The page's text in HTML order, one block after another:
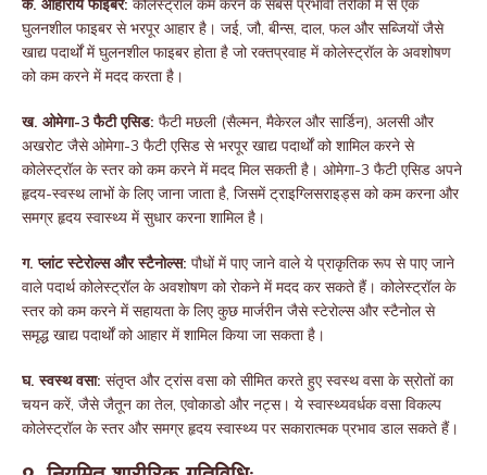
क. आहारीय फाइबर: कोलेस्ट्रॉल कम करने के सबसे प्रभावी तरीकों में से एक
घुलनशील फाइबर से भरपूर आहार है। जई, जौ, बीन्स, दाल, फल और सब्जियों जैसे
खाद्य पदार्थों में घुलनशील फाइबर होता है जो रक्तप्रवाह में कोलेस्ट्रॉल के अवशोषण
को कम करने में मदद करता है।
ख. ओमेगा-3 फैटी एसिड: फैटी मछली (सैल्मन, मैकेरल और सार्डिन), अलसी और
अखरोट जैसे ओमेगा-3 फैटी एसिड से भरपूर खाद्य पदार्थों को शामिल करने से
कोलेस्ट्रॉल के स्तर को कम करने में मदद मिल सकती है। ओमेगा-3 फैटी एसिड अपने
हृदय-स्वस्थ लाभों के लिए जाना जाता है, जिसमें ट्राइग्लिसराइड्स को कम करना और
समग्र हृदय स्वास्थ्य में सुधार करना शामिल है।
ग. प्लांट स्टेरोल्स और स्टैनोल्स: पौधों में पाए जाने वाले ये प्राकृतिक रूप से पाए जाने
वाले पदार्थ कोलेस्ट्रॉल के अवशोषण को रोकने में मदद कर सकते हैं। कोलेस्ट्रॉल के
स्तर को कम करने में सहायता के लिए कुछ मार्जरीन जैसे स्टेरोल्स और स्टैनोल से
समृद्ध खाद्य पदार्थों को आहार में शामिल किया जा सकता है।
घ. स्वस्थ वसा: संतृप्त और ट्रांस वसा को सीमित करते हुए स्वस्थ वसा के स्रोतों का
चयन करें, जैसे जैतून का तेल, एवोकाडो और नट्स। ये स्वास्थ्यवर्धक वसा विकल्प
कोलेस्ट्रॉल के स्तर और समग्र हृदय स्वास्थ्य पर सकारात्मक प्रभाव डाल सकते हैं।